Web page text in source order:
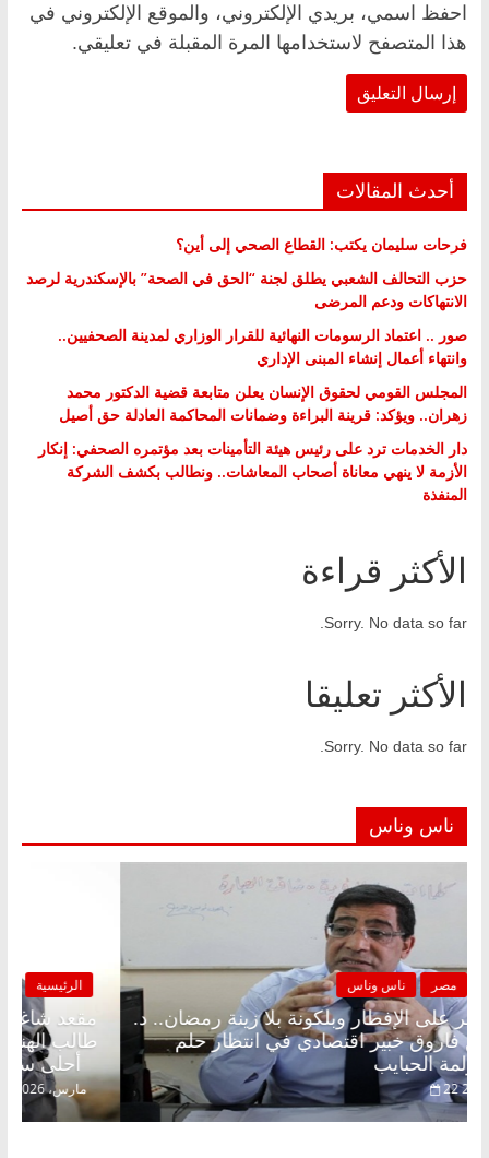
احفظ اسمي، بريدي الإلكتروني، والموقع الإلكتروني في
هذا المتصفح لاستخدامها المرة المقبلة في تعليقي.
أحدث المقالات
فرحات سليمان يكتب: القطاع الصحي إلى أين؟
حزب التحالف الشعبي يطلق لجنة “الحق في الصحة” بالإسكندرية لرصد
الانتهاكات ودعم المرضى
صور .. اعتماد الرسومات النهائية للقرار الوزاري لمدينة الصحفيين..
وانتهاء أعمال إنشاء المبنى الإداري
المجلس القومي لحقوق الإنسان يعلن متابعة قضية الدكتور محمد
زهران.. ويؤكد: قرينة البراءة وضمانات المحاكمة العادلة حق أصيل
دار الخدمات ترد على رئيس هيئة التأمينات بعد مؤتمره الصحفي: إنكار
الأزمة لا ينهي معاناة أصحاب المعاشات.. ونطالب بكشف الشركة
المنفذة
الأكثر قراءة
Sorry. No data so far.
الأكثر تعليقا
Sorry. No data so far.
ناس وناس
الرئيسية مصر ناس وناس
مقعد شاغر على الإفطار وبلكونة بلا زينة رمضان.. د.
عبدالخالق فاروق خبير اقتصادي في انتظار حلم
الحرية ولمة الحبايب
22 فبراير، 2026